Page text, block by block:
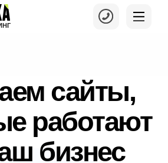
сайты,
работают
бизнес
смыслы и